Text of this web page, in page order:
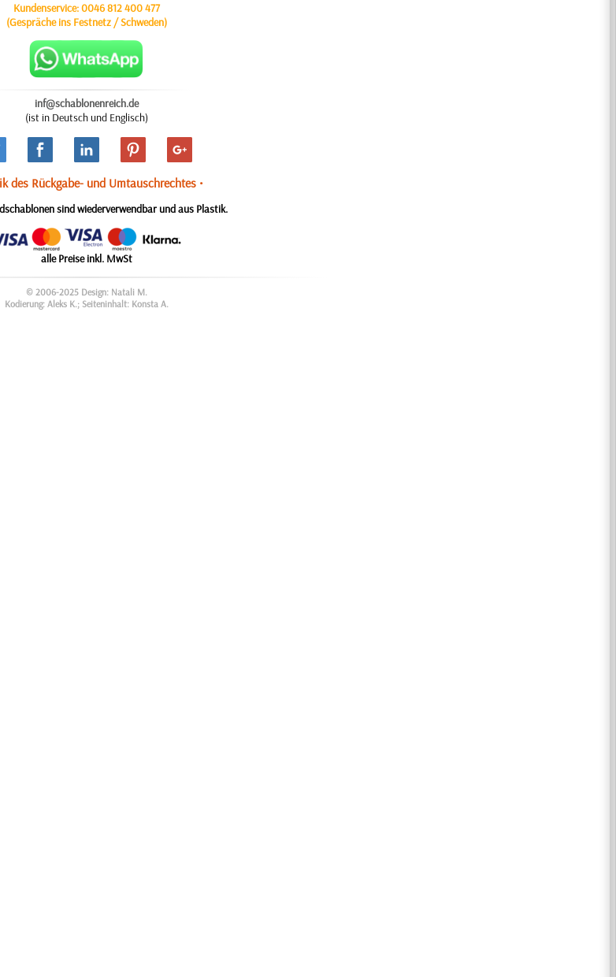
Kundenservice:0046 812 400 477
(Gespräche ins Festnetz / Schweden)
inf@schablonenreich.de
(ist in Deutsch und Englisch)
des Rückgabe- und Umtauschrechtes •
sind wiederverwendbar und aus Plastik.
alle Preise inkl. MwSt
© 2006-2025 Design: Natali M.
Kodierung: Aleks K.; Seiteninhalt: Konsta A.